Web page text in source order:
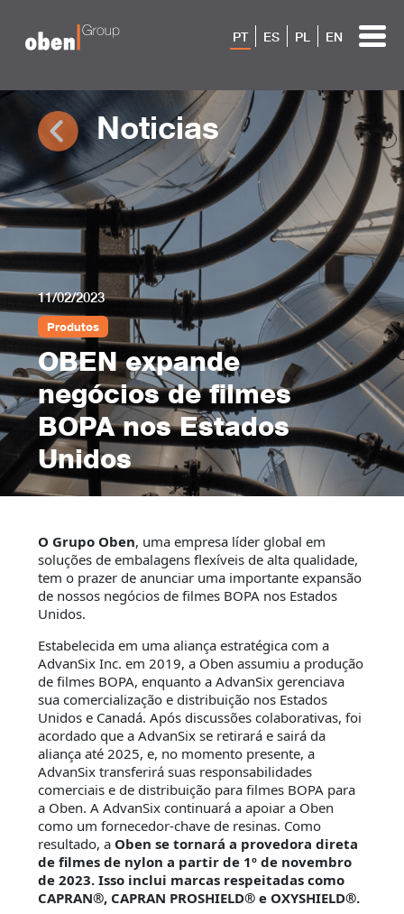
PT ES PL EN
Noticias
11/02/2023
Produtos
OBEN expande
negócios de filmes
BOPA nos Estados
Unidos
O Grupo Oben, uma empresa líder global em
soluções de embalagens flexíveis de alta qualidade,
tem o prazer de anunciar uma importante expansão
de nossos negócios de filmes BOPA nos Estados
Unidos.
Estabelecida em uma aliança estratégica com a
AdvanSix Inc. em 2019, a Oben assumiu a produção
de filmes BOPA, enquanto a AdvanSix gerenciava
sua comercialização e distribuição nos Estados
Unidos e Canadá. Após discussões colaborativas, foi
acordado que a AdvanSix se retirará e sairá da
aliança até 2025, e, no momento presente, a
AdvanSix transferirá suas responsabilidades
comerciais e de distribuição para filmes BOPA para
a Oben. A AdvanSix continuará a apoiar a Oben
como um fornecedor-chave de resinas. Como
resultado, a Oben se tornará a provedora direta
de filmes de nylon a partir de 1º de novembro
de 2023. Isso inclui marcas respeitadas como
CAPRAN®, CAPRAN PROSHIELD® e OXYSHIELD®.